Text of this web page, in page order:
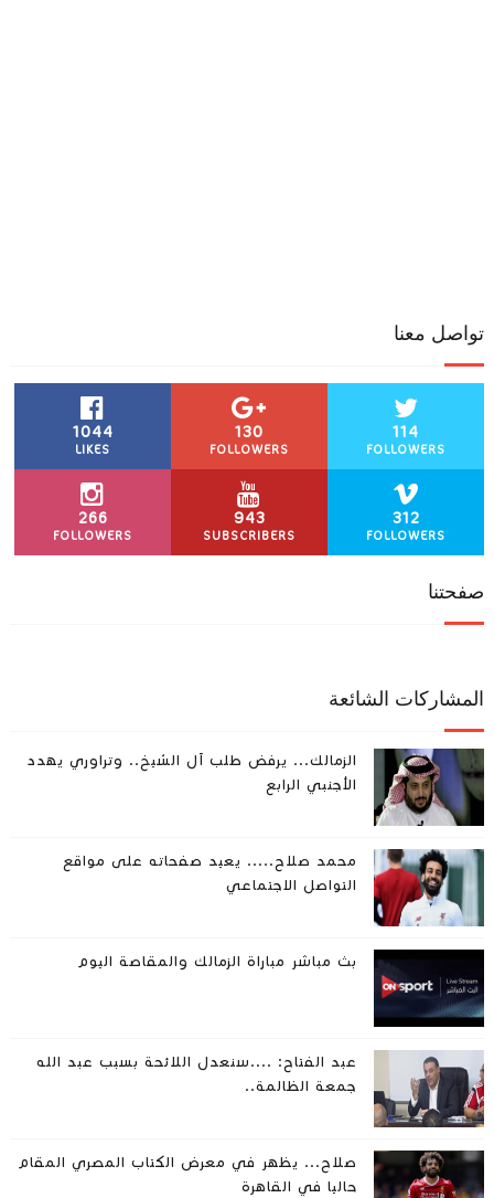
تواصل معنا
114
FOLLOWERS
130
FOLLOWERS
1044
LIKES
312
FOLLOWERS
943
SUBSCRIBERS
266
FOLLOWERS
صفحتنا
المشاركات الشائعة
الزمالك... يرفض طلب آل الشيخ.. وتراوري يهدد
الأجنبي الرابع
محمد صلاح..... يعيد صفحاته على مواقع
التواصل الاجتماعي
بث مباشر مباراة الزمالك والمقاصة اليوم
عبد الفتاح: ....سنعدل اللائحة بسبب عبد الله
جمعة الظالمة..
صلاح... يظهر في معرض الكتاب المصري المقام
حاليا في القاهرة